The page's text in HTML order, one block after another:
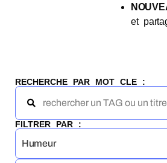
et
RECHERCHE PAR MOT CLE :
FILTRER PAR :
Humeur